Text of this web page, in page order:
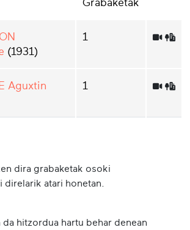
(1931)
1
Aguxtin
1
dira grabaketak osoki
atari honetan.
da hitzordua hartu behar denean